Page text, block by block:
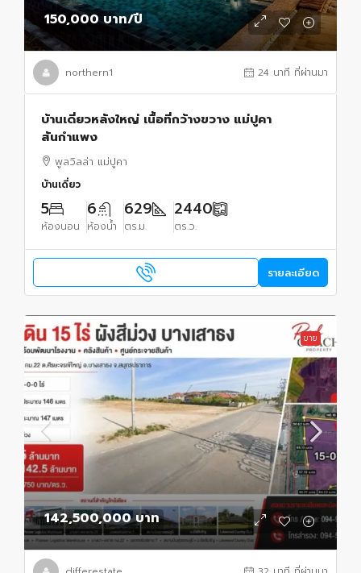
150,000 บาท/ปี
northern1 24 นาที ที่ผ่านมา
บ้านเดี่ยวหลังใหญ่ เนื้อที่กว้างขวาง แม่ปูคา
สันกำแพง
พูลวิลล่า แม่ปูคา
บ้านเดี่ยว
5
ห้องนอน
6
ห้องน้ำ
629
ตร.ม.
2440
ตร.ว.
รายละเอียด
ขาย
142,500,000 บาท